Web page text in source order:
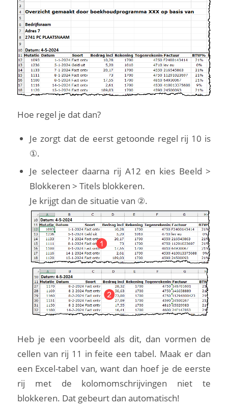
Hoe regel je dat dan?
Je zorgt dat de eerst getoonde regel rij 10 is
①.
Je selecteer daarna rij A12 en kies Beeld >
Blokkeren > Titels blokkeren.
Je krijgt dan de situatie van ②.
Heb je een voorbeeld als dit, dan vormen de
cellen van rij 11 in feite een tabel. Maak er dan
een Excel-tabel van, want dan hoef je de eerste
rij met de kolomomschrijvingen niet te
blokkeren. Dat gebeurt dan automatisch!